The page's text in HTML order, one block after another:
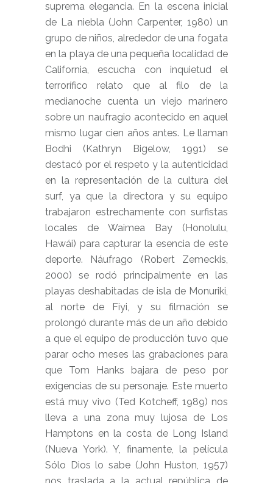
suprema elegancia. En la escena inicial
de La niebla (John Carpenter, 1980) un
grupo de niños, alrededor de una fogata
en la playa de una pequeña localidad de
California, escucha con inquietud el
terrorífico relato que al filo de la
medianoche cuenta un viejo marinero
sobre un naufragio acontecido en aquel
mismo lugar cien años antes. Le llaman
Bodhi (Kathryn Bigelow, 1991) se
destacó por el respeto y la autenticidad
en la representación de la cultura del
surf, ya que la directora y su equipo
trabajaron estrechamente con surfistas
locales de Waimea Bay (Honolulu,
Hawái) para capturar la esencia de este
deporte. Náufrago (Robert Zemeckis,
2000) se rodó principalmente en las
playas deshabitadas de isla de Monuriki,
al norte de Fiyi,​ y su filmación se
prolongó durante más de un año debido
a que el equipo de producción tuvo que
parar ocho meses las grabaciones para
que Tom Hanks bajara de peso por
exigencias de su personaje. Este muerto
está muy vivo (Ted Kotcheff, 1989) nos
lleva a una zona muy lujosa de Los
Hamptons en la costa de Long Island
(Nueva York). Y, finamente, la película
Sólo Dios lo sabe (John Huston, 1957)
nos traslada a la actual república de